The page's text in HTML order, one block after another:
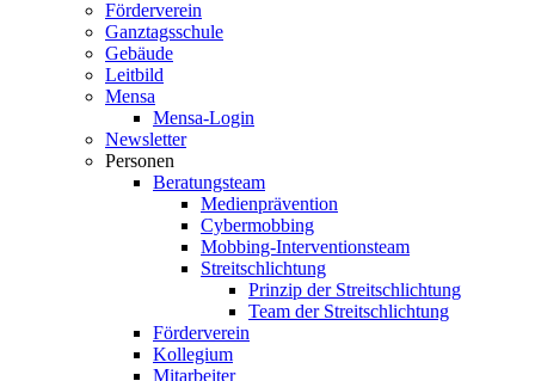
Förderverein
Ganztagsschule
Gebäude
Leitbild
Mensa
Mensa-Login
Newsletter
Personen
Beratungsteam
Medienprävention
Cybermobbing
Mobbing-Interventionsteam
Streitschlichtung
Prinzip der Streitschlichtung
Team der Streitschlichtung
Förderverein
Kollegium
Mitarbeiter